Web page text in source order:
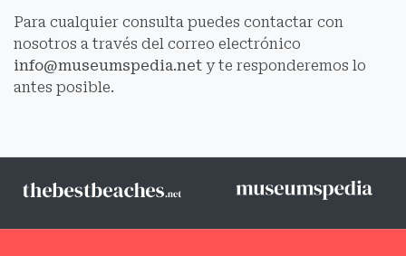
Para cualquier consulta puedes contactar con
nosotros a través del correo electrónico
info@museumspedia.net y te responderemos lo
antes posible.